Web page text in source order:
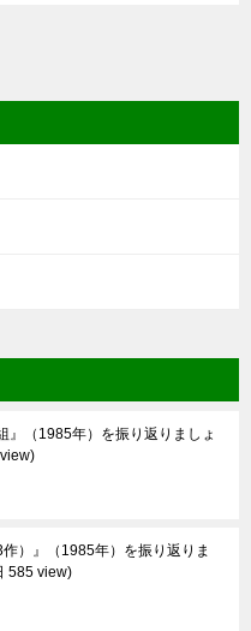
』（1985年）を振り返りましょ
作）』（1985年）を振り返りま
585 view